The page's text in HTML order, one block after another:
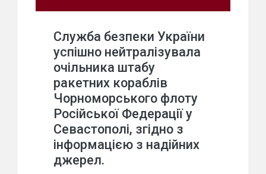
Служба безпеки України
успішно нейтралізувала
очільника штабу
ракетних кораблів
Чорноморського флоту
Російської Федерації у
Севастополі, згідно з
інформацією з надійних
джерел.